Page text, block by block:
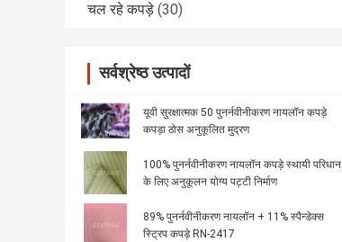
चल रहे कपड़े (30)
सर्वश्रेष्ठ उत्पादों
यूवी सुरक्षात्मक 50 पुनर्नवीनीकरण नायलॉन कपड़े
कपड़ा ठोस अनुकूलित मुद्रण
100% पुनर्नवीनीकरण नायलॉन कपड़े स्थायी परिधान
के लिए अनुकूलन योग्य पट्टी निर्माण
89% पुनर्नवीनीकरण नायलॉन + 11% स्पैन्डेक्स
स्ट्रिप कपड़े RN-2417